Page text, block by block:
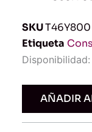
SKUT46Y800
Etiqueta
Disponibilidad:
Tinta
Epson
NegroAÑADIR